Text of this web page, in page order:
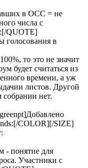
в ОСС = не
числа с
QUOTE]
в
то это не значит
будет считаться из
времени, а уж
листов. Другой
собрании нет.
COLOR][/SIZE]
понятие для
Участники с